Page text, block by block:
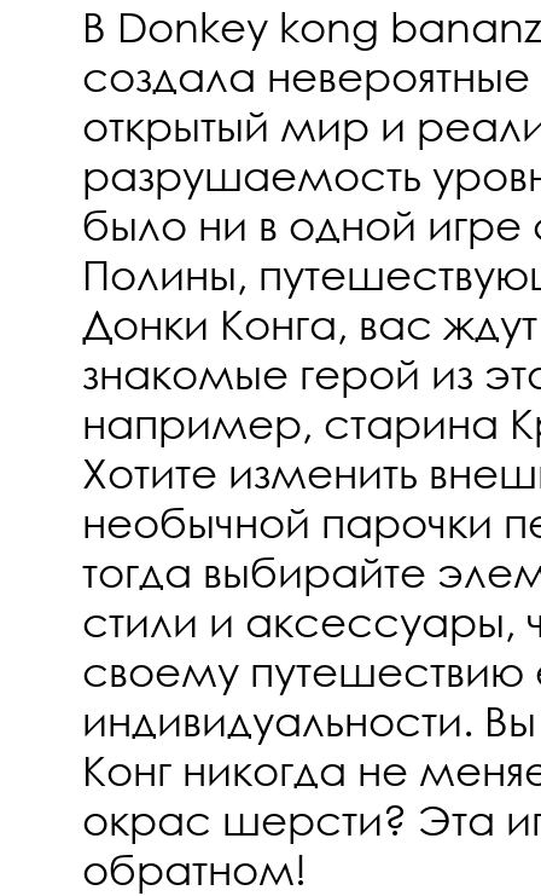
В Donkey kong
создала
открытый мир и
разрушаемость
было ни в одной
Полины,
Донки Конга, вас
знакомые герой из
например, старина
Хотите изменить
необычной парочки
тогда выбирайте
стили и аксессуары,
своему
индивидуальности.
Конг никогда не
окрас шерсти? Эта
обратном!